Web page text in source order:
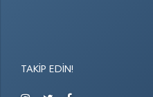
TAKIP EDIN!